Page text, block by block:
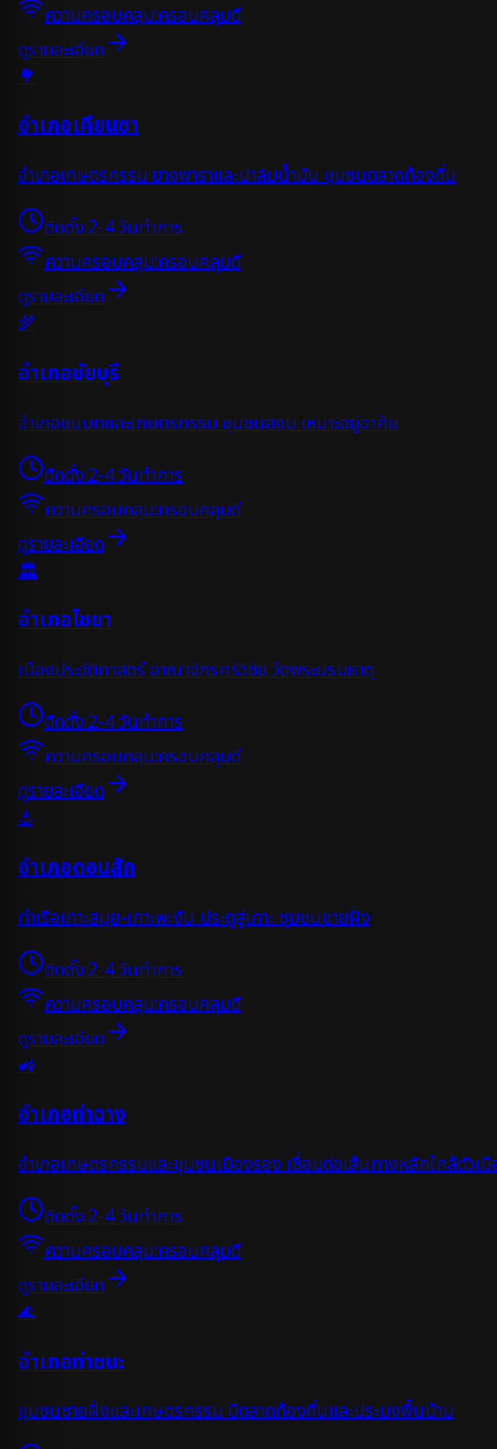
ความครอบคลุม:ครอบคลุมดี
ดูรายละเอียด
🌳
อำเภอเคียนซา
อำเภอเกษตรกรรม ยางพาราและปาล์มน้ำมัน ชุมชนตลาดท้องถิ่น
ติดตั้ง:2-4 วันทำการ
ความครอบคลุม:ครอบคลุมดี
ดูรายละเอียด
🌾
อำเภอชัยบุรี
อำเภอชนบทและเกษตรกรรม ชุมชนสงบ เหมาะอยู่อาศัย
ติดตั้ง:2-4 วันทำการ
ความครอบคลุม:ครอบคลุมดี
ดูรายละเอียด
🏛️
อำเภอไชยา
เมืองประวัติศาสตร์ อาณาจักรศรีวิชัย วัดพระบรมธาตุ
ติดตั้ง:2-4 วันทำการ
ความครอบคลุม:ครอบคลุมดี
ดูรายละเอียด
⚓
อำเภอดอนสัก
ท่าเรือเกาะสมุย-เกาะพะงัน ประตูสู่เกาะ ชุมชนชายฝั่ง
ติดตั้ง:2-4 วันทำการ
ความครอบคลุม:ครอบคลุมดี
ดูรายละเอียด
🚜
อำเภอท่าฉาง
อำเภอเกษตรกรรมและชุมชนเมืองรอง เชื่อมต่อเส้นทางหลักใกล้ตัวเ
ติดตั้ง:2-4 วันทำการ
ความครอบคลุม:ครอบคลุมดี
ดูรายละเอียด
🌊
อำเภอท่าชนะ
ชุมชนชายฝั่งและเกษตรกรรม มีตลาดท้องถิ่นและประมงพื้นบ้าน